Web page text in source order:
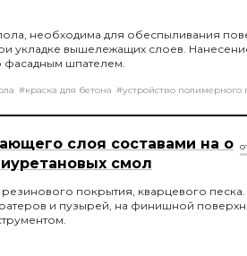
необходима для обеспыливания
укладке вышележащих слоев.
шпателем.
#краска для бетона #устройство полимерного
слоя составами на о
смол
покрытия, кварцевого
и пузырей, на финишной